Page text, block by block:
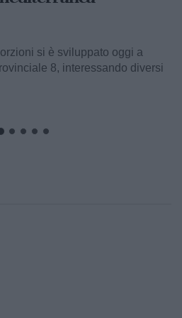
si è sviluppato oggi a
8, interessando diversi